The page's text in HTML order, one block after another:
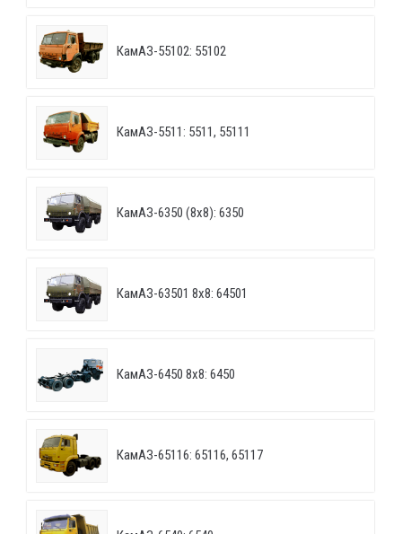
КамАЗ-55102: 55102
КамАЗ-5511: 5511, 55111
КамАЗ-6350 (8х8): 6350
КамАЗ-63501 8х8: 64501
КамАЗ-6450 8х8: 6450
КамАЗ-65116: 65116, 65117